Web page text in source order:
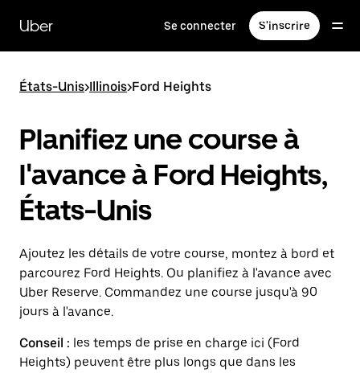
contenu
principal
Uber Se connecter S'inscrire
États-Unis>Illinois>Ford Heights
Planifiez une course à
l'avance à Ford Heights,
États-Unis
Ajoutez les détails de votre course, montez à bord et
parcourez Ford Heights. Ou planifiez à l'avance avec
Uber Reserve. Commandez une course jusqu'à 90
jours à l'avance.
Conseil : les temps de prise en charge ici (Ford
Heights) peuvent être plus longs que dans les